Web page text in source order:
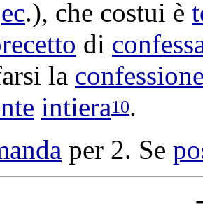
ec.), che costui è
di
la
intiera10.
per 2. Se